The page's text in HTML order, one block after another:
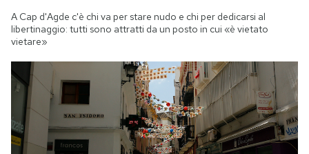
A Cap d'Agde c'è chi va per stare nudo e chi per dedicarsi al
libertinaggio: tutti sono attratti da un posto in cui «è vietato
vietare»